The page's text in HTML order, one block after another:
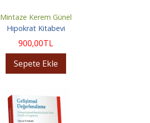
Mintaze Kerem Günel
Hipokrat Kitabevi
900,00TL
Sepete Ekle